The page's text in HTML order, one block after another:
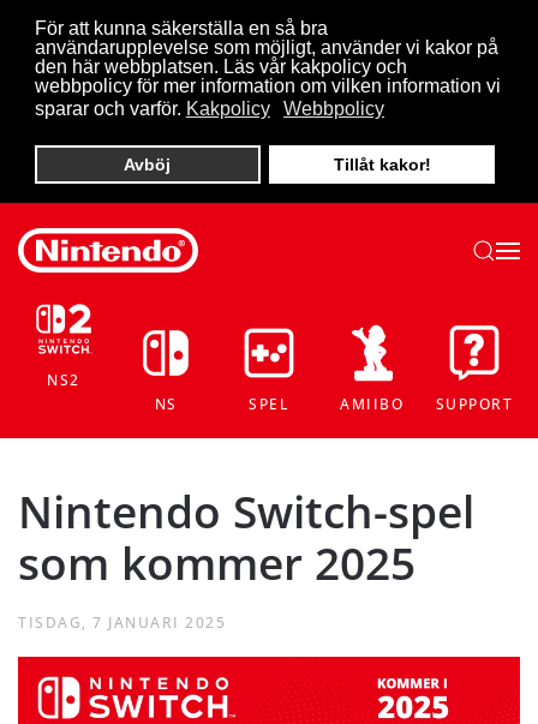
För att kunna säkerställa en så bra
användarupplevelse som möjligt, använder vi kakor på
den här webbplatsen. Läs vår kakpolicy och
webbpolicy för mer information om vilken information vi
sparar och varför. Kakpolicy Webbpolicy
Avböj Tillåt kakor!
Skip to main content
NS2
NS
SPEL AMIIBO SUPPORT
Nintendo Switch-spel
som kommer 2025
TISDAG, 7 JANUARI 2025